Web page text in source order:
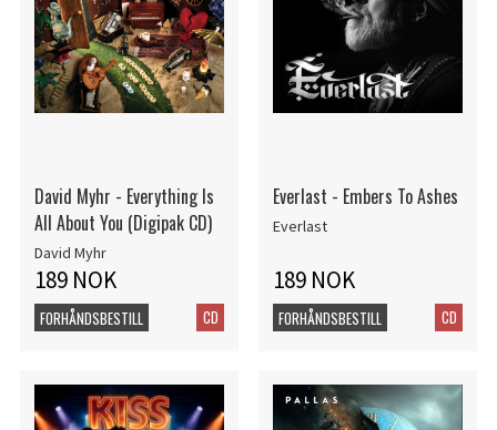
David Myhr - Everything Is
All About You (Digipak CD)
David Myhr
189 NOK
CD
FORHÅNDSBESTILL
Everlast - Embers To Ashes
Everlast
189 NOK
CD
FORHÅNDSBESTILL